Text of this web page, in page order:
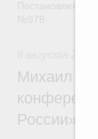
Постановление
Михаил
России»